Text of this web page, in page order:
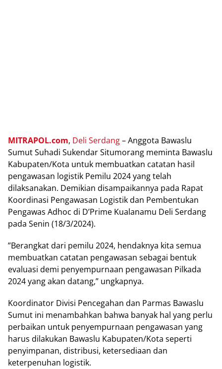
MITRAPOL.com, Deli Serdang– Anggota Bawaslu
Sumut Suhadi Sukendar Situmorang meminta Bawaslu
Kabupaten/Kota untuk membuatkan catatan hasil
pengawasan logistik Pemilu 2024 yang telah
dilaksanakan. Demikian disampaikannya pada Rapat
Koordinasi Pengawasan Logistik dan Pembentukan
Pengawas Adhoc di D’Prime Kualanamu Deli Serdang
pada Senin (18/3/2024).
”Berangkat dari pemilu 2024, hendaknya kita semua
membuatkan catatan pengawasan sebagai bentuk
evaluasi demi penyempurnaan pengawasan Pilkada
2024 yang akan datang,” ungkapnya.
Koordinator Divisi Pencegahan dan Parmas Bawaslu
Sumut ini menambahkan bahwa banyak hal yang perlu
perbaikan untuk penyempurnaan pengawasan yang
harus dilakukan Bawaslu Kabupaten/Kota seperti
penyimpanan, distribusi, ketersediaan dan
keterpenuhan logistik.